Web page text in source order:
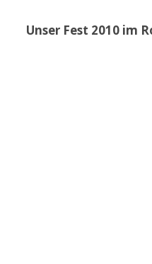
Unser Fest 2010 im